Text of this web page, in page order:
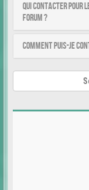
Qui contacter pour
forum ?
Comment puis-je